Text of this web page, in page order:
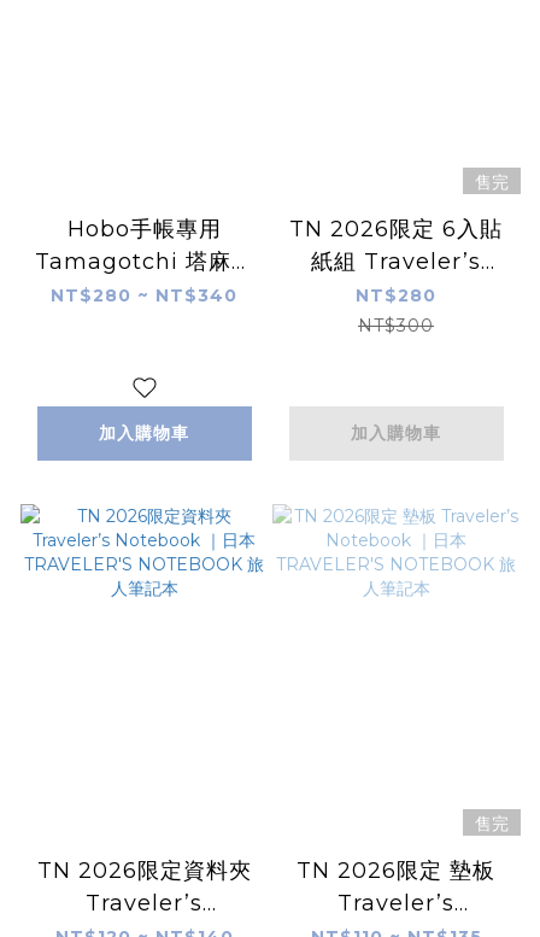
Hobo手帳專用
Tamagotchi 塔麻歌
子 PVC透明書套
手帳
NT$280 ~ NT$340
加入購物車
售完
TN 2026限定 6入貼
紙組 Traveler’s
Notebook｜日本
TRAVELER'S
NT$280
NT$300
加入購物車
TN 2026限定資料夾
Traveler’s
售完
TN 2026限定 墊板
Traveler’s